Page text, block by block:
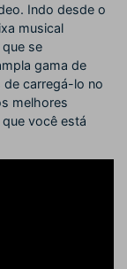
Indo desde o
musical
se
gama de
carregá-lo no
melhores
você está